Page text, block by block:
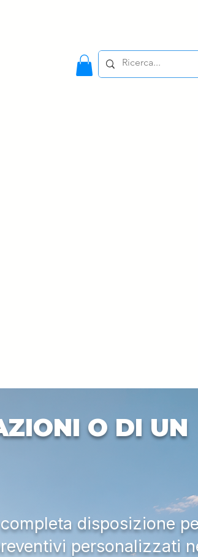
O DI UN
disposizione
personalizzati